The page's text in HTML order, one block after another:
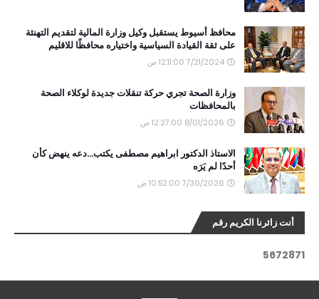
محافظ أسيوط يستقبل وكيل وزارة المالية لتقديم التهنئة
على ثقة القيادة السياسية واختياره محافظًا للاقليم
7/21/2024 12:11:00 ص
وزارة الصحة تجري حركة تنقلات جديدة لوكلاء الصحة
بالمحافظات
8/01/2026 12:27:00 ص
الاستاذ الدكتور ابراهيم مصطفى يكتب...دعه ينهض كأن
أحدًا لم يَرَه
7/30/2026 10:52:00 ص
أنت زائرنا الكريم رقم
5672871